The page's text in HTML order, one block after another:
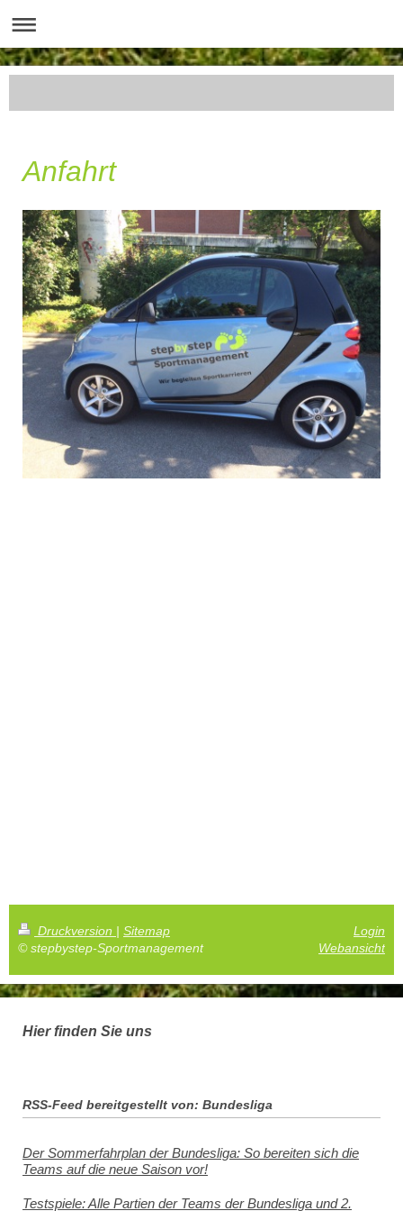
Anfahrt
Druckversion | Sitemap
© stepbystep-Sportmanagement
Login
Webansicht
Hier finden Sie uns
RSS-Feed bereitgestellt von: Bundesliga
Der Sommerfahrplan der Bundesliga: So bereiten sich die
Teams auf die neue Saison vor!
Testspiele: Alle Partien der Teams der Bundesliga und 2.